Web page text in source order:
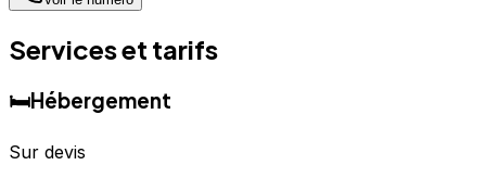
Services et tarifs
🛏️Hébergement
Sur devis